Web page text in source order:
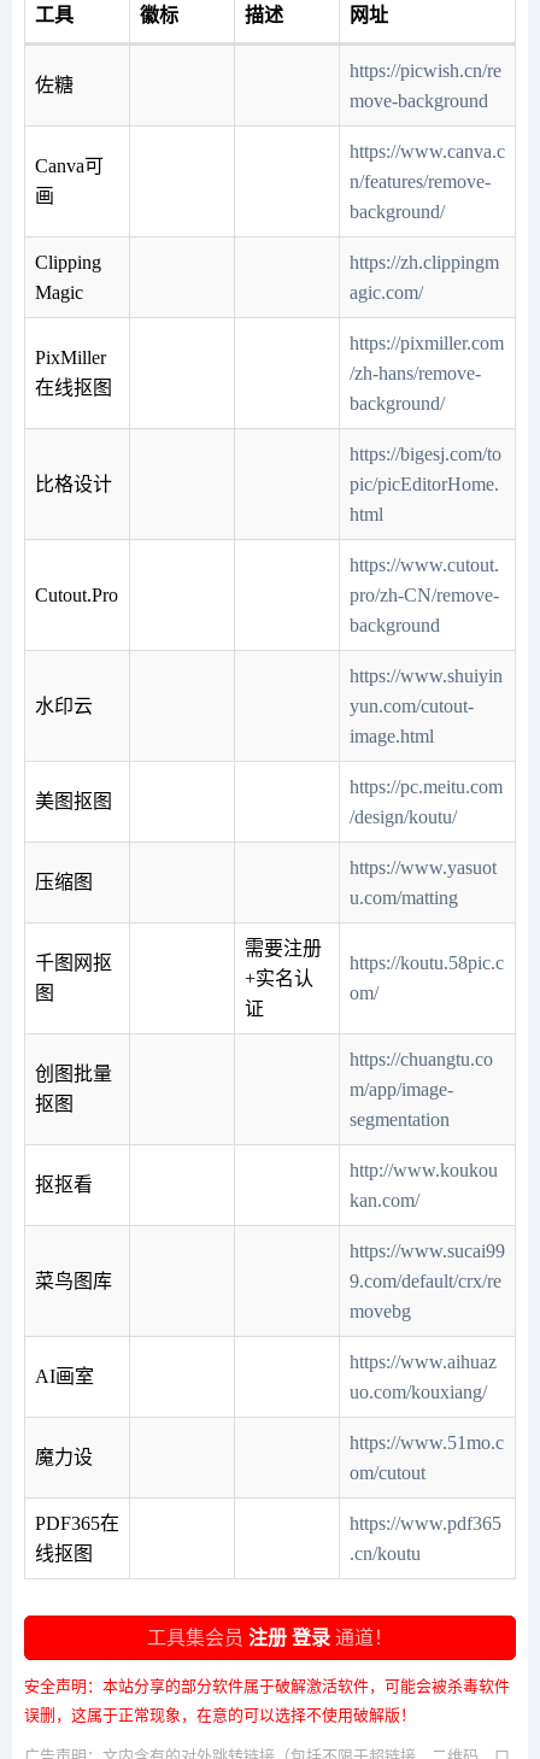
工具 徽标 描述 网址
佐糖
https://picwish.cn/re
move-background
Canva可
画
https://www.canva.c
n/features/remove-
background/
Clipping
Magic
https://zh.clippingm
agic.com/
PixMiller
在线抠图
https://pixmiller.com
/zh-hans/remove-
background/
比格设计
https://bigesj.com/to
pic/picEditorHome.
html
Cutout.Pro
https://www.cutout.
pro/zh-CN/remove-
background
水印云
https://www.shuiyin
yun.com/cutout-
image.html
美图抠图
https://pc.meitu.com
/design/koutu/
压缩图
https://www.yasuot
u.com/matting
千图网抠
图
需要注册
+实名认
证
https://koutu.58pic.c
om/
创图批量
抠图
https://chuangtu.co
m/app/image-
segmentation
抠抠看
http://www.koukou
kan.com/
菜鸟图库
https://www.sucai99
9.com/default/crx/re
movebg
AI画室
https://www.aihuaz
uo.com/kouxiang/
魔力设
https://www.51mo.c
om/cutout
PDF365在
线抠图
https://www.pdf365
.cn/koutu
工具集会员 注册 登录 通道！
安全声明：本站分享的部分软件属于破解激活软件，可能会被杀毒软件
误删，这属于正常现象，在意的可以选择不使用破解版！